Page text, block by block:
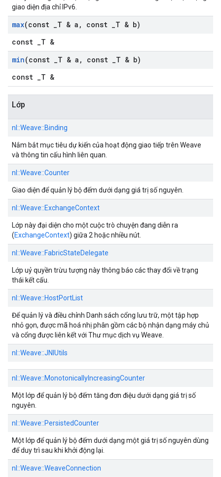
giao diện địa chỉ IPv6.
max(const T & a , const
T & b)
const _T &
min(const T & a , const
T & b)
const _T &
Lớp
nl::Weave::Binding
Nắm bắt mục tiêu dự kiến của hoạt động giao tiếp trên Weave
và thông tin cấu hình liên quan.
nl::Weave::Counter
Giao diện để quản lý bộ đếm dưới dạng giá trị số nguyên.
nl::Weave::ExchangeContext
Lớp này đại diện cho một cuộc trò chuyện đang diễn ra
(ExchangeContext) giữa 2 hoặc nhiều nút.
nl::Weave::FabricStateDelegate
Lớp uỷ quyền trừu tượng này thông báo các thay đổi về trạng
thái kết cấu.
nl::Weave::HostPortList
Để quản lý và điều chỉnh Danh sách cổng lưu trữ, một tập hợp
nhỏ gọn, được mã hoá nhị phân gồm các bộ nhận dạng máy chủ
và cổng được liên kết với Thư mục dịch vụ Weave.
nl::Weave::JNIUtils
nl::Weave::MonotonicallyIncreasingCounter
Một lớp để quản lý bộ đếm tăng đơn điệu dưới dạng giá trị số
nguyên.
nl::Weave::PersistedCounter
Một lớp để quản lý bộ đếm dưới dạng một giá trị số nguyên dùng
để duy trì sau khi khởi động lại.
nl::Weave::WeaveConnection